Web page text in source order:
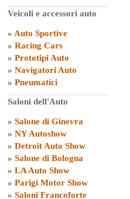
Veicoli e accessori auto
» Auto Sportive
» Racing Cars
» Prototipi Auto
» Navigatori Auto
» Pneumatici
Saloni dell'Auto
» Salone di Ginevra
» NY Autoshow
» Detroit Auto Show
» Salone di Bologna
» LA Auto Show
» Parigi Motor Show
» Saloni Francoforte